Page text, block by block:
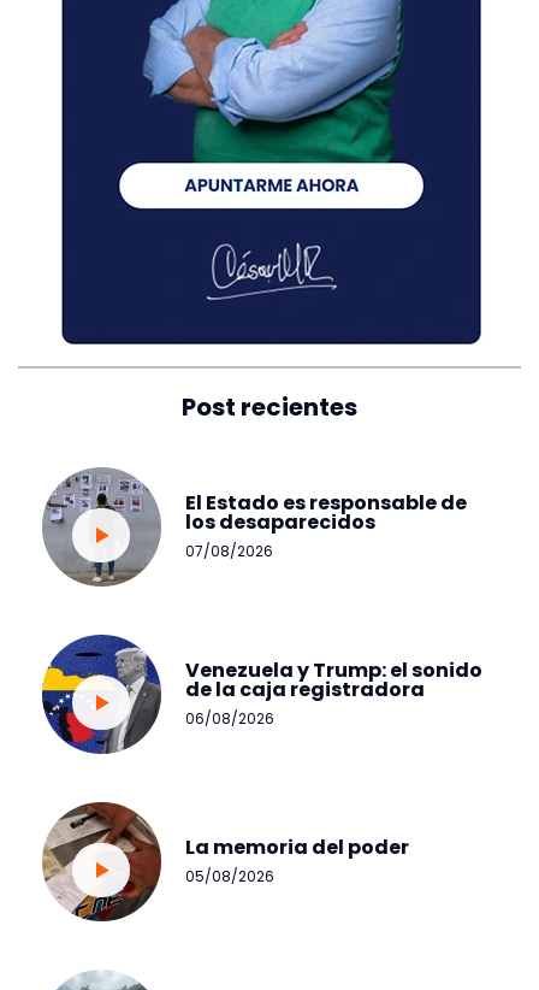
Post recientes
El Estado es responsable de
los desaparecidos
07/08/2026
Venezuela y Trump: el sonido
de la caja registradora
06/08/2026
La memoria del poder
05/08/2026